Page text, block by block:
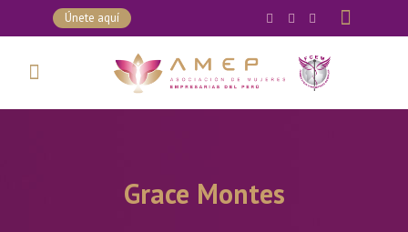
Únete aquí
Grace Montes